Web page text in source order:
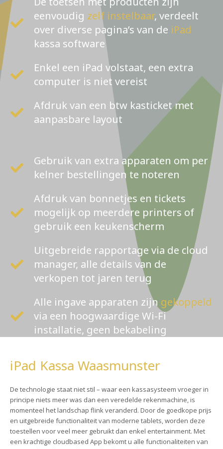
eenvoudig zelf instelbaar, verdeelt
over diverse pagina’s van de iPad
kassa software
Enkel een iPad volstaat, een extra
computer is niet vereist
Afdruk van een btw kasticket met
aanpasbare layout
Gebruik van extra apparaten om per
kelner bestellingen te noteren
Afdruk van bonnetjes en tickets
mogelijk op meerdere printers of
gebruik een keukenscherm
Uitgebreide rapportage via de cloud
manager, alle details van de
verkopen tot jaren terug
Alle ingave apparaten zijn gekoppeld
via een hoogwaardige Wi-Fi
installatie, geen bekabeling
iPad Kassa Waasmunster
De technologie staat niet stil – waar een kassasysteem vroeger in
principe niets meer was dan een veredelde rekenmachine, is
momenteel het landschap flink veranderd. Door de goedkope prijs
en uitgebreide functionaliteit van moderne tablets, worden deze
toestellen voor veel meer gebruikt dan enkel entertainment. Met
een krachtige cloudbased App bekomt u alle functionaliteiten van